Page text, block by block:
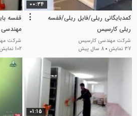
00:34
کمدبایگانی ریلی/فایل ریلی/قفسه
ریلی کارسیس
شرکت مهندسی کارسیس
37 نمایش
8 سال پیش
قفسه
شرکت
102 نمایش
01:15